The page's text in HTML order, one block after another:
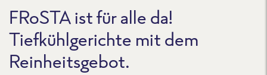
FRoSTA ist für alle da!
Tiefkühlgerichte mit dem
Reinheitsgebot.